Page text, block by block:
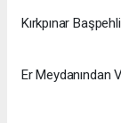
Kırkpınar
Er Meydanından